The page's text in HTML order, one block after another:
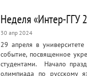
Неделя «Интер-ГГУ
30 апр 2024
29 апреля в
событие, посвященное
студентами. Начало
олимпиада по русскому